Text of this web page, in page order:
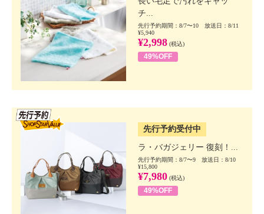
チ...
先行予約期間：8/7〜10 放送日：8/11
¥5,940
¥2,998 (税込)
49%OFF
先行予約受付中
ラ・バガジェリー 復刻！...
先行予約期間：8/7〜9 放送日：8/10
¥15,800
¥7,980 (税込)
49%OFF